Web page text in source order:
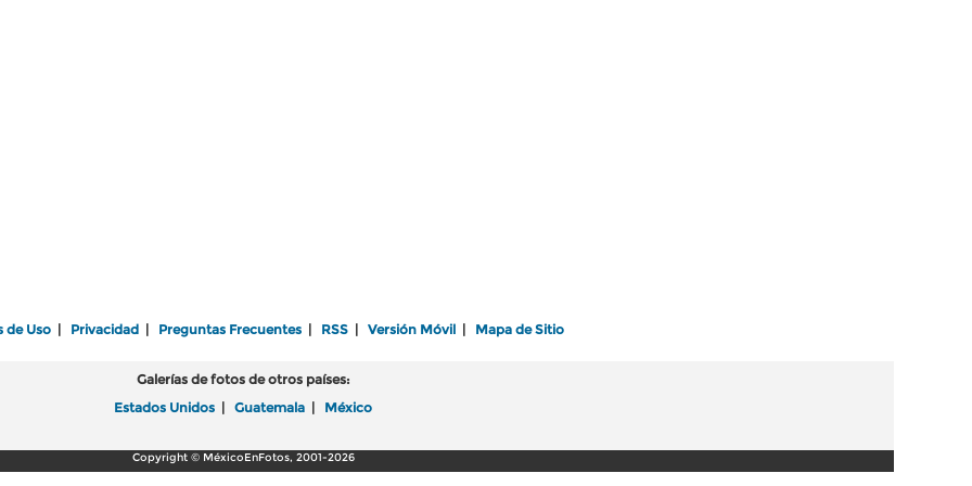
de Uso Privacidad Preguntas Frecuentes RSS Versión Móvil Mapa de Sitio
Galerías de fotos de otros países:
Estados Unidos
Guatemala México
Copyright © MéxicoEnFotos, 2001-2026